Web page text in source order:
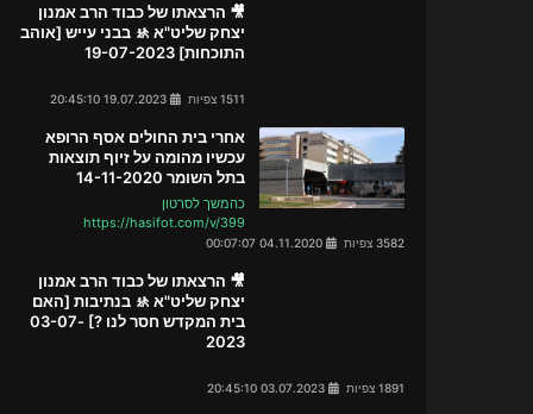
🎥 הרצאתו של כבוד הרב אמנון
יצחק שליט"א 🚸 בבני עייש [אוהב
התוכחות] 19-07-2023
1511 צפיות
אחרי בית החולים אסף הרופא
עכשיו מהומה על זיוף תוצאות
בתל השומר 14-11-2020
כהמשך לסרטון
https://hasifot.com/v/399
3582 צפיות
🎥 הרצאתו של כבוד הרב אמנון
יצחק שליט"א 🚸 בנתיבות [האם
בית המקדש חסר לנו ?] 03-07-
2023
1891 צפיות